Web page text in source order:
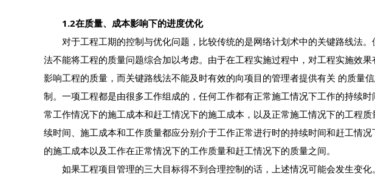
1.2在质量、成本影响下的进度优化
对于工程工期的控制与优化问题，比较传统的是网络计划术中的关键路线法。
法不能将工程的质量问题综合加以考虑。由于在工程实施过程中，对工程实施效
影响工程的质量，而关键路线法不能及时有效的向项目的管理者提供有关 的质量
制。一项工程都是由很多工作组成的，任何工作都有正常施工情况下工作的持续
常工作情况下的施工成本和赶工情况下的施工成本，以及正常施工情况下的工程
续时间、施工成本和工作质量都应分别介于工作正常进行时的持续时间和赶工情
的施工成本以及工作在正常情况下的工作质量和赶工情况下的质量之间。
如果工程项目管理的三大目标得不到合理控制的话，上述情况可能会发生变化